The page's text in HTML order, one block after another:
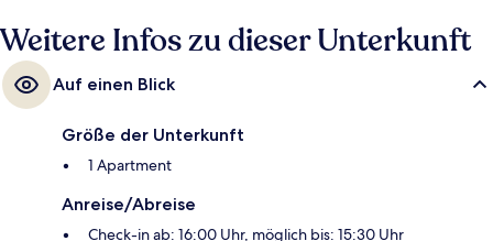
Weitere Infos zu dieser Unterkunft
Auf einen Blick
Größe der Unterkunft
1 Apartment
Anreise/Abreise
Check-in ab: 16:00 Uhr, möglich bis: 15:30 Uhr